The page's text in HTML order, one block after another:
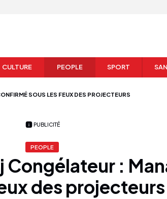
CULTURE PEOPLE SPORT
SOUS LES FEUX DES PROJECTEURS
PUBLICITÉ
PEOPLE
Congélateur :
des projecteurs